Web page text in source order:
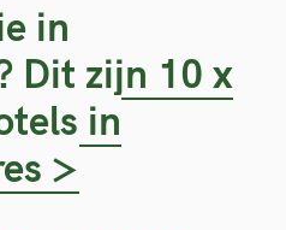
in
Dit zijn 10 x
in
>